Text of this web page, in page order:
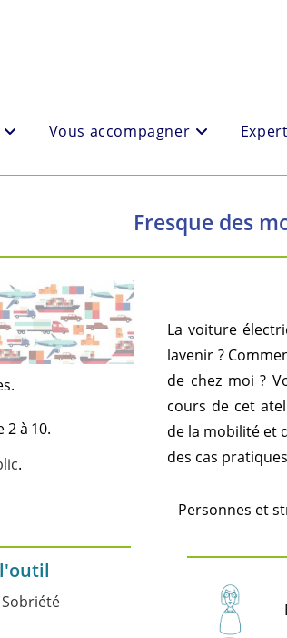
Vous accompagner
Fresque des
2 à 10.
.
Sobriété
La voiture
lavenir ?
de chez moi ?
cours de cet
de la mobilité et
des cas
Personnes et